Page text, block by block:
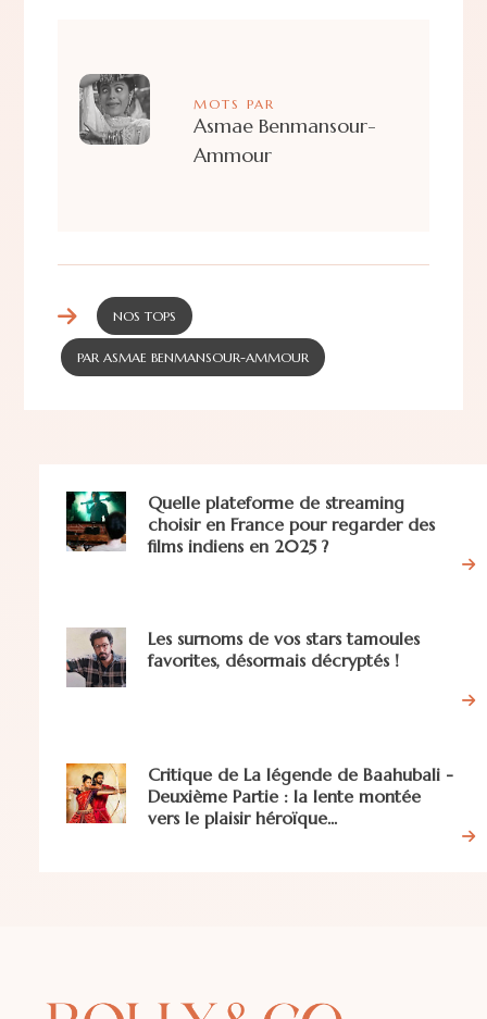
MOTS PAR
Asmae Benmansour-
Ammour
NOS TOPS
PAR ASMAE BENMANSOUR-AMMOUR
Quelle plateforme de streaming
choisir en France pour regarder des
films indiens en 2025 ?
Les surnoms de vos stars tamoules
favorites, désormais décryptés !
Critique de La légende de Baahubali -
Deuxième Partie : la lente montée
vers le plaisir héroïque...